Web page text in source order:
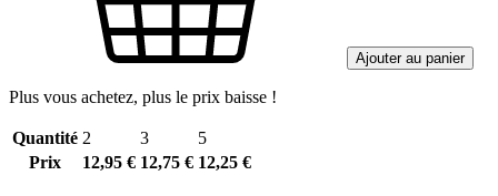
Ajouter au panier
Plus vous achetez, plus le prix baisse !
Quantité 2 3
5
Prix
12,95 € 12,75 € 12,25 €